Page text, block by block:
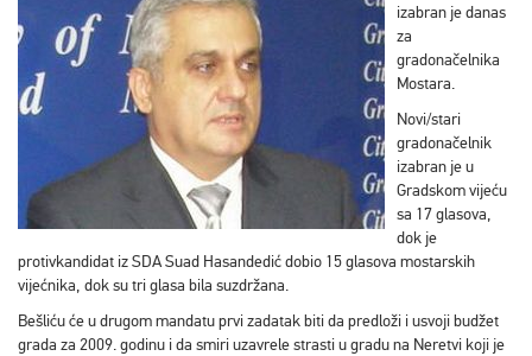
izabran je danas
za
gradonačelnika
Mostara.
Novi/stari
gradonačelnik
izabran je u
Gradskom vijeću
sa 17 glasova,
dok je
protivkandidat iz SDA Suad Hasandedić dobio 15 glasova mostarskih
vijećnika, dok su tri glasa bila suzdržana.
Bešliću će u drugom mandatu prvi zadatak biti da predloži i usvoji budžet
grada za 2009. godinu i da smiri uzavrele strasti u gradu na Neretvi koji je